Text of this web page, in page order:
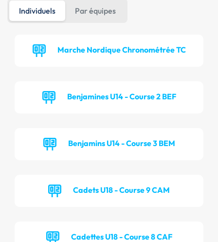
Individuels Par équipes
Marche Nordique Chronométrée TC
Benjamines U14 - Course 2 BEF
Benjamins U14 - Course 3 BEM
Cadets U18 - Course 9 CAM
Cadettes U18 - Course 8 CAF